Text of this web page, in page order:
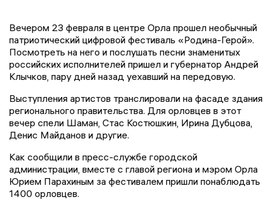
Вечером 23 февраля в центре Орла прошел необычный
патриотический цифровой фестиваль «Родина-Герой».
Посмотреть на него и послушать песни знаменитых
российских исполнителей пришел и губернатор Андрей
Клычков, пару дней назад уехавший на передовую.
Выступления артистов транслировали на фасаде здания
регионального правительства. Для орловцев в этот
вечер спели Шаман, Стас Костюшкин, Ирина Дубцова,
Денис Майданов и другие.
Как сообщили в пресс-службе городской
администрации, вместе с главой региона и мэром Орла
Юрием Парахиным за фестивалем пришли понаблюдать
1400 орловцев.